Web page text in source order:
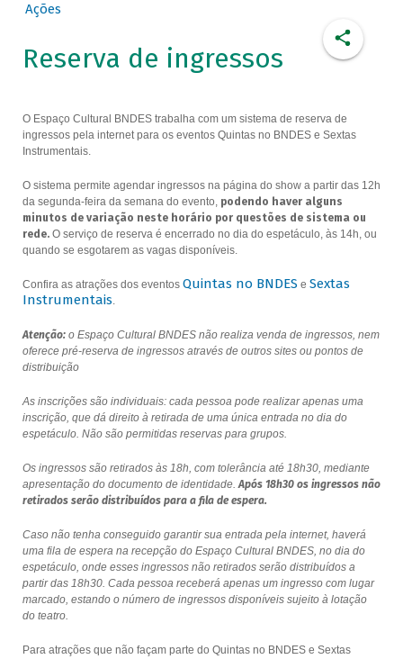
Ações
Reserva de ingressos
O Espaço Cultural BNDES trabalha com um sistema de reserva de
ingressos pela internet para os eventos Quintas no BNDES e Sextas
Instrumentais.
O sistema permite agendar ingressos na página do show a partir das 12h
da segunda-feira da semana do evento, podendo haver alguns
minutos de variação neste horário por questões de sistema ou
rede.O serviço de reserva é encerrado no dia do espetáculo, às 14h, ou
quando se esgotarem as vagas disponíveis.
Confira as atrações dos eventos Quintas no BNDES e Sextas
Instrumentais.
Atenção:o Espaço Cultural BNDES não realiza venda de ingressos, nem
oferece pré-reserva de ingressos através de outros sites ou pontos de
distribuição
As inscrições são individuais: cada pessoa pode realizar apenas uma
inscrição, que dá direito à retirada de uma única entrada no dia do
espetáculo. Não são permitidas reservas para grupos.
Os ingressos são retirados às 18h, com tolerância até 18h30, mediante
apresentação do documento de identidade.Após 18h30 os ingressos não
retirados serão distribuídos para a fila de espera.
Caso não tenha conseguido garantir sua entrada pela internet, haverá
uma fila de espera na recepção do Espaço Cultural BNDES, no dia do
espetáculo, onde esses ingressos não retirados serão distribuídos a
partir das 18h30. Cada pessoa receberá apenas um ingresso com lugar
marcado, estando o número de ingressos disponíveis sujeito à lotação
do teatro.
Para atrações que não façam parte do Quintas no BNDES e Sextas